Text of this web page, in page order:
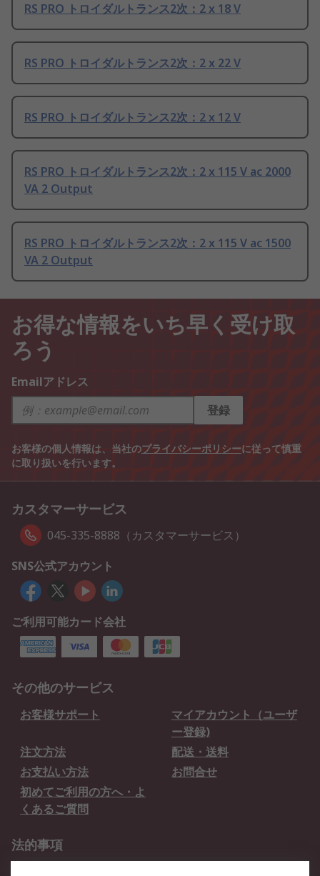
RS PRO トロイダルトランス2次：2 x 18 V
RS PRO トロイダルトランス2次：2 x 22 V
RS PRO トロイダルトランス2次：2 x 12 V
RS PRO トロイダルトランス2次：2 x 115 V ac 2000
VA 2 Output
RS PRO トロイダルトランス2次：2 x 115 V ac 1500
VA 2 Output
お得な情報をいち早く受け取
ろう
Emailアドレス
登録
お客様の個人情報は、当社のプライバシーポリシーに従って慎重
に取り扱いを行います。
カスタマーサービス
045-335-8888（カスタマーサービス）
SNS公式アカウント
ご利用可能カード会社
その他のサービス
お客様サポート
マイアカウント（ユーザ
ー登録)
注文方法
配送・送料
お支払い方法
お問合せ
初めてご利用の方へ・よ
くあるご質問
法的事項